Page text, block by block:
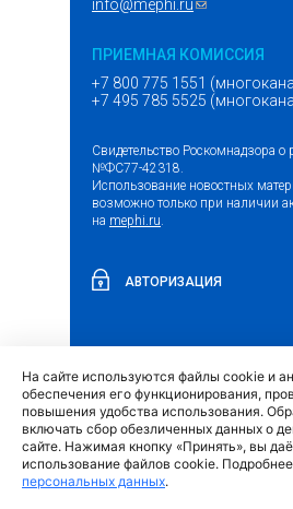
info@mephi.ru(ссылка для
ПРИЕМНАЯ КОМИССИЯ
+7 800 775 1551
+7 495 785 5525
Свидетельство Роскомнадзора о
№ФС77-42318.
Использование новостных
возможно только при наличии
на mephi.ru.
АВТОРИЗАЦИЯ
Обращение граждан и
Политика обработки
На сайте используются файлы cookie и
обеспечения его функционирования,
повышения удобства использования.
включать сбор обезличенных данных о
сайте. Нажимая кнопку «Принять», вы
использование файлов cookie.
персональных данных.